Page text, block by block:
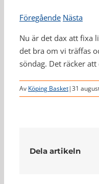
Föregående Nästa
Nu är det dax att fixa
det bra om vi träffas
söndag. Det räcker
Av Köping Basket|31
Dela artikeln